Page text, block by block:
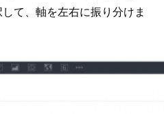
て、軸を左右に振り分けま